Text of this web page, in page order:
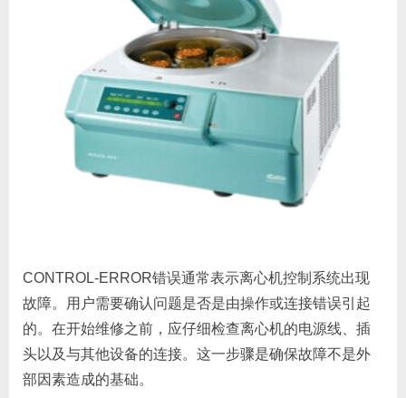
CONTROL-ERROR错误通常表示离心机控制系统出现
故障。用户需要确认问题是否是由操作或连接错误引起
的。在开始维修之前，应仔细检查离心机的电源线、插
头以及与其他设备的连接。这一步骤是确保故障不是外
部因素造成的基础。